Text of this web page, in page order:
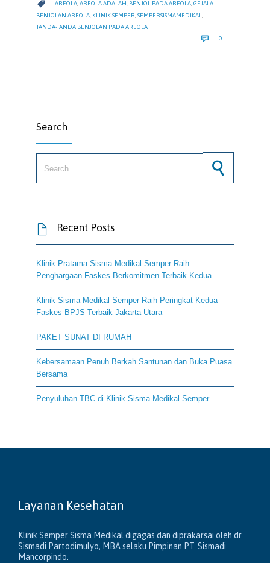
 CATEGORY
AREOLA,AREOLA ADALAH, BENJOL PADA AREOLA,GEJALA
BENJOLAN AREOLA KLINIK SEMPER SEMPERSISMAMEDIKAL
TANDA-TANDA BENJOLAN PADA AREOLA
 0
Search
 Recent Posts
Klinik Pratama Sisma Medikal Semper Raih
Penghargaan Faskes Berkomitmen Terbaik Kedua
Klinik Sisma Medikal Semper Raih Peringkat Kedua
Faskes BPJS Terbaik Jakarta Utara
PAKET SUNAT DI RUMAH
Kebersamaan Penuh Berkah Santunan dan Buka Puasa
Bersama
Penyuluhan TBC di Klinik Sisma Medikal Semper
Layanan Kesehatan
Klinik Semper Sisma Medikal digagas dan diprakarsai oleh dr.
Sismadi Partodimulyo, MBA selaku Pimpinan PT. Sismadi
Mancorpindo.